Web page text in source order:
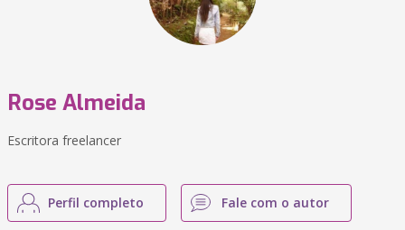
Rose Almeida
Escritora freelancer
Perfil completo Fale com o autor